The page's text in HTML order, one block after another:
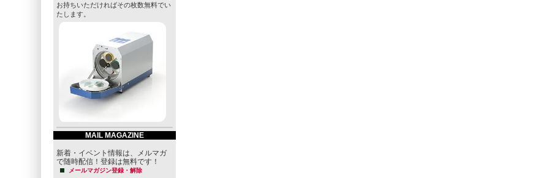
お持ちいただければその枚数無料でい
たします。
MAIL MAGAZINE
新着・イベント情報は、メルマガ
で随時配信！登録は無料です！
メールマガジン登録・解除